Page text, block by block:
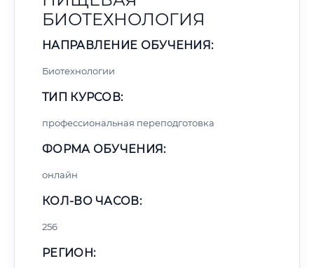
БИОТЕХНОЛОГИЯ
НАПРАВЛЕНИЕ ОБУЧЕНИЯ:
Биотехнологии
ТИП КУРСОВ:
профессиональная переподготовка
ФОРМА ОБУЧЕНИЯ:
онлайн
КОЛ-ВО ЧАСОВ:
256
РЕГИОН: